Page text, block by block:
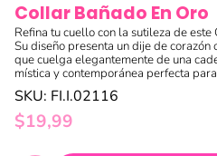
Collar Bañado En Oro
Refina tu cuello con la sutileza de
Su diseño presenta un dije de
que cuelga elegantemente de una
mística y contemporánea perfecta
SKU: FI.I.02116
$19,99